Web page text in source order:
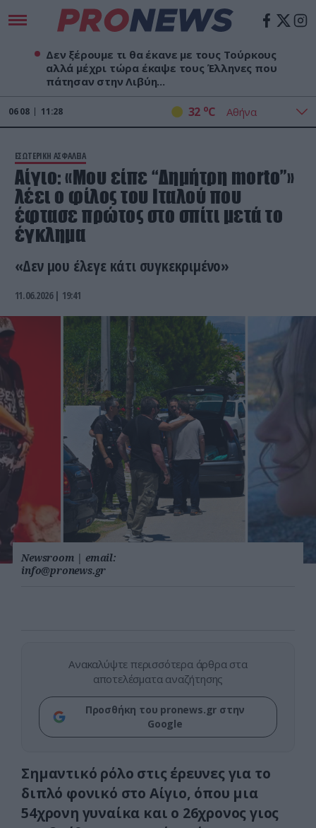
Δεν ξέρουμε τι θα έκανε με τους Τούρκους
αλλά μέχρι τώρα έκαψε τους Έλληνες που
πάτησαν στην Λιβύη...
06 08 11:28 32 oC
ΕΣΩΤΕΡΙΚΗ ΑΣΦΑΛΕΙΑ
Αίγιο: «Μου είπε “Δημήτρη morto”»
λέει ο φίλος του Ιταλού που
έφτασε πρώτος στο σπίτι μετά το
έγκλημα
«Δεν μου έλεγε κάτι συγκεκριμένο»
11.06.2026 | 19:41
Newsroom | email:
info@pronews.gr
Ανακαλύψτε περισσότερα άρθρα στα
αποτελέσματα αναζήτησης
Προσθήκη του pronews.gr στην
Google
Σημαντικό ρόλο στις έρευνες για το
διπλό φονικό στο Αίγιο, όπου μια
54χρονη γυναίκα και ο 26χρονος γιος